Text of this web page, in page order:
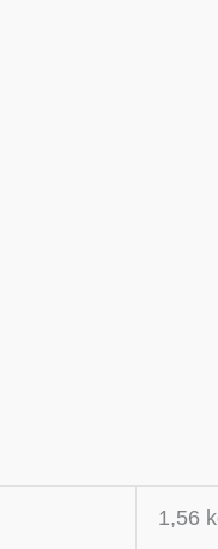
1,56